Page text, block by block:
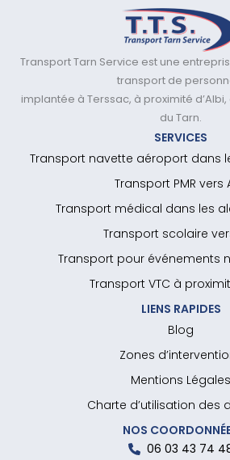
Transport Tarn Service est une
transport de
implantée à Terssac, à proximité
du Tarn.
SERVICES
Transport navette aéroport dans
Transport PMR vers
Transport médical dans les
Transport scolaire
Transport pour événements
Transport VTC à
LIENS RAPIDES
Blog
Zones
Mentions Légales
Charte d’utilisation des
NOS
06 03 43 74